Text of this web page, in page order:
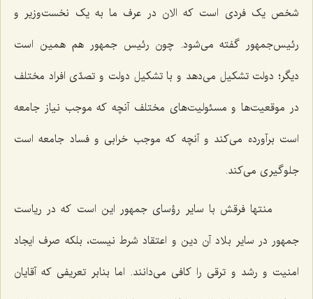
شخص یک فردی است که الان در عرف ما به یک نخست‌وزیر و
رئیس‌جمهور گفته می‌شود. چون رئیس جمهور هم همین است
دیگر؛ دولت تشکیل می‌دهد و با تشکیل دولت و تصدّی افراد مختلف
در موقعیت‌ها و مسئولیت‌های مختلف آنچه که موجب نیاز جامعه
است برآورده می‌کند و آنچه که موجب خرابی و فساد جامعه است
جلوگیری می‌کند.
منتها فرقش با سایر رؤسای جمهور این است که در ریاست
جمهور در سایر بلاد آن دین و اعتقاد شرط نیست، بلکه صرف ایجاد
امنیت و رشد و ترقی را کافی می‌دانند. اما بنابر تعریفی که آقایان